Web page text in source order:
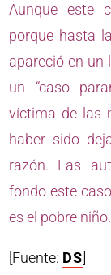
Aunque este
porque hasta
apareció en un
un “caso
víctima de las
haber sido
razón. Las
fondo este
es el pobre niño.
[Fuente: DS